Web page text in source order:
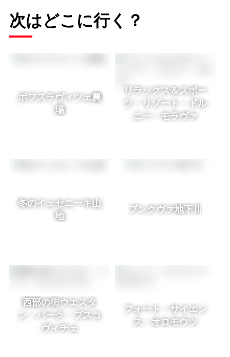
次はどこに行く？
ボフスラヴィツェ農
場
リラックス＆スポー
ツ・リゾート・ドル
ニー・モラヴァ
冬のイェセニーキ山
地
プンクヴァ地下川
西部の街ウエスタ
ン・パーク・ブスコ
ヴィチェ
フォート・サイエン
ス・オロモウツ